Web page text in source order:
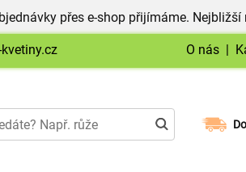
přes e-shop přijímáme.
O nás |